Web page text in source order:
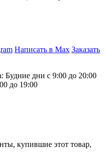
Написать в Max Заказать
Будние дни с 9:00 до 20:00
до 19:00
купившие этот товар,